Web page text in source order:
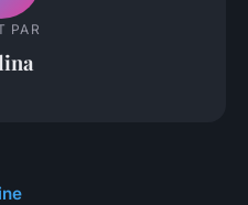
PAR